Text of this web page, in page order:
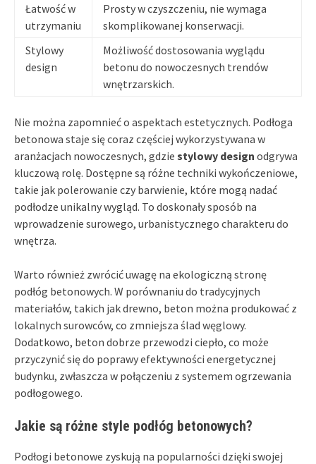
Łatwość w
utrzymaniu
Prosty w czyszczeniu, nie wymaga
skomplikowanej konserwacji.
Stylowy
design
Możliwość dostosowania wyglądu
betonu do nowoczesnych trendów
wnętrzarskich.
Nie można zapomnieć o aspektach estetycznych. Podłoga
betonowa staje się coraz częściej wykorzystywana w
aranżacjach nowoczesnych, gdzie stylowy design odgrywa
kluczową rolę. Dostępne są różne techniki wykończeniowe,
takie jak polerowanie czy barwienie, które mogą nadać
podłodze unikalny wygląd. To doskonały sposób na
wprowadzenie surowego, urbanistycznego charakteru do
wnętrza.
Warto również zwrócić uwagę na ekologiczną stronę
podłóg betonowych. W porównaniu do tradycyjnych
materiałów, takich jak drewno, beton można produkować z
lokalnych surowców, co zmniejsza ślad węglowy.
Dodatkowo, beton dobrze przewodzi ciepło, co może
przyczynić się do poprawy efektywności energetycznej
budynku, zwłaszcza w połączeniu z systemem ogrzewania
podłogowego.
Jakie są różne style podłóg betonowych?
Podłogi betonowe zyskują na popularności dzięki swojej